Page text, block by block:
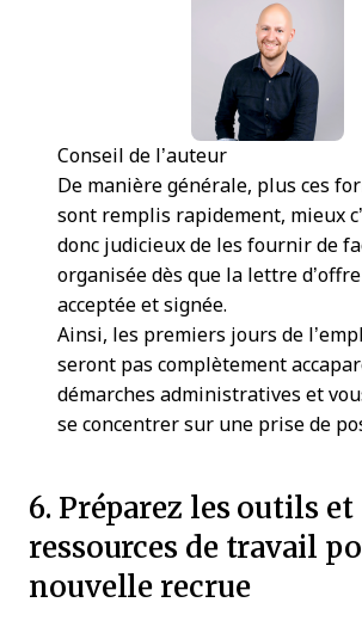
Conseil de l’auteur
De manière générale, plus ces
sont remplis rapidement, mieux
donc judicieux de les fournir de
organisée dès que la lettre
acceptée et signée.
Ainsi, les premiers jours de
seront pas complètement
démarches administratives et
se concentrer sur une prise de
6. Préparez les outils et
ressources de travail
nouvelle recrue